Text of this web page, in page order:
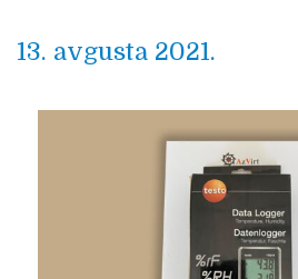
13. avgusta 2021.